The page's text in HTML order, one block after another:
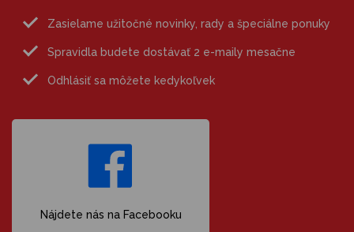
Zasielame užitočné novinky, rady a špeciálne ponuky
Spravidla budete dostávať 2 e-maily mesačne
Odhlásiť sa môžete kedykoľvek
Nájdete nás na Facebooku